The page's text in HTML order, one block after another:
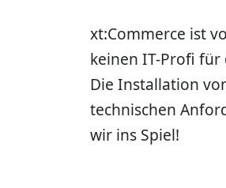
xt:Commerce ist
keinen IT-Profi
Die Installation
technischen
wir ins Spiel!